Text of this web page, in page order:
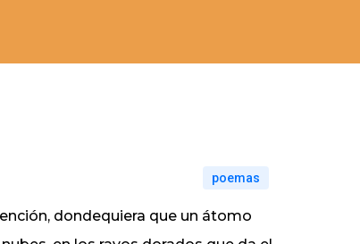
poemas
dondequiera que un átomo